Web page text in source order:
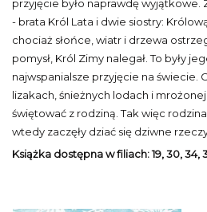
przyjęcie było naprawdę wyjątkowe.
- brata Król Lata i dwie siostry:
chociaż słońce, wiatr i drzewa
pomysł, Król Zimy nalegał. To były
najwspanialsze przyjęcie na świecie.
lizakach, śnieżnych lodach i
świętować z rodziną. Tak więc
wtedy zaczęły dziać się dziwne
Książka dostępna w filiach: 19, 30, 34,